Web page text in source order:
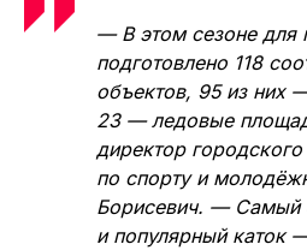
— В этом сезоне для
подготовлено 118
объектов, 95 из них
23 — ледовые
директор
по спорту и
Борисевич. — Самый
и популярный каток